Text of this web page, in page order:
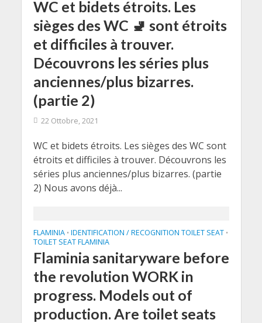
WC et bidets étroits. Les
sièges des WC 🚽 sont étroits
et difficiles à trouver.
Découvrons les séries plus
anciennes/plus bizarres.
(partie 2)
22 Ottobre, 2021
WC et bidets étroits. Les sièges des WC sont
étroits et difficiles à trouver. Découvrons les
séries plus anciennes/plus bizarres. (partie
2) Nous avons déjà...
FLAMINIA • IDENTIFICATION / RECOGNITION TOILET SEAT •
TOILET SEAT FLAMINIA
Flaminia sanitaryware before
the revolution WORK in
progress. Models out of
production. Are toilet seats